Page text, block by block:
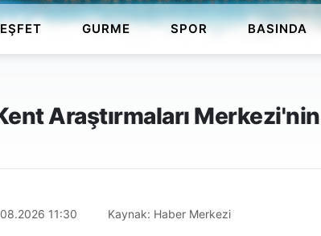
GURME SPOR BASINDA
Araştırmaları
11:30 Kaynak: Haber Merkezi